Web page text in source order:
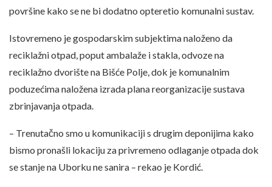
površine kako se ne bi dodatno opteretio komunalni sustav.
Istovremeno je gospodarskim subjektima naloženo da
reciklažni otpad, poput ambalaže i stakla, odvoze na
reciklažno dvorište na Bišće Polje, dok je komunalnim
poduzećima naložena izrada plana reorganizacije sustava
zbrinjavanja otpada.
– Trenutačno smo u komunikaciji s drugim deponijima kako
bismo pronašli lokaciju za privremeno odlaganje otpada dok
se stanje na Uborku ne sanira – rekao je Kordić.